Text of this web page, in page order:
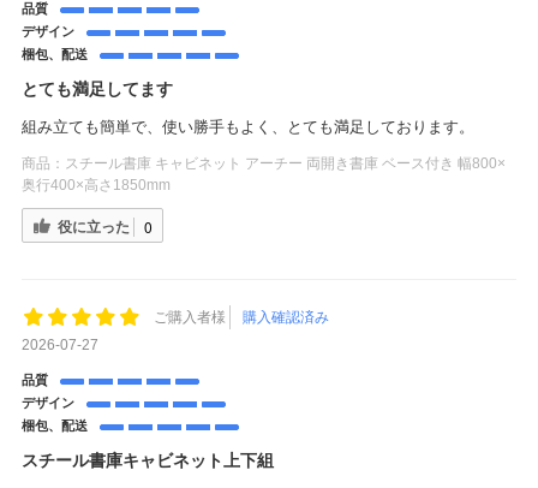
品質
デザイン
梱包、配送
とても満足してます
組み立ても簡単で、使い勝手もよく、とても満足しております。
商品： スチール書庫 キャビネット アーチー 両開き書庫 ベース付き 幅800×
奥行400×高さ1850mm
役に立った 0
ご購入者様
購入確認済み
2026-07-27
品質
デザイン
梱包、配送
スチール書庫キャビネット上下組